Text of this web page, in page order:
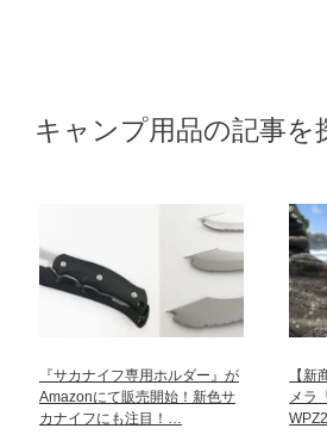
キャンプ用品の記事を
『サカナイフ専用ホルダー』が
Amazonにて販売開始！新色サ
カナイフにも注目！…
【
メラ